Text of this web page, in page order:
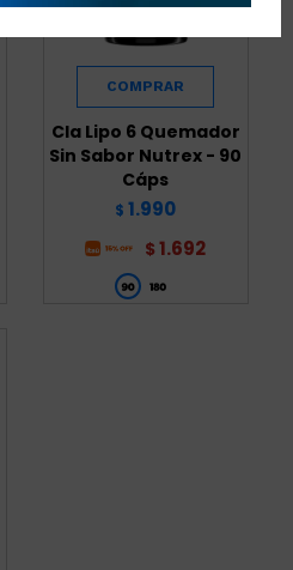
Cla Lipo 6 Quemador
Sin Sabor Nutrex - 90
Cáps
$ 1.990
$ 1.692